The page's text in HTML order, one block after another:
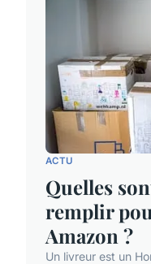
ACTU
Quelles
remplir
Amazon ?
Un livreur est un